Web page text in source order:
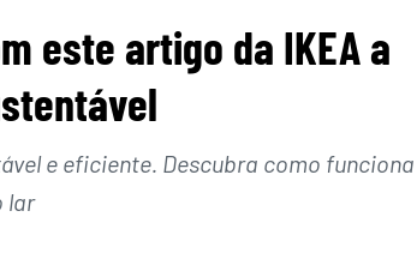
este artigo da IKEA a
e eficiente. Descubra como funciona
lar